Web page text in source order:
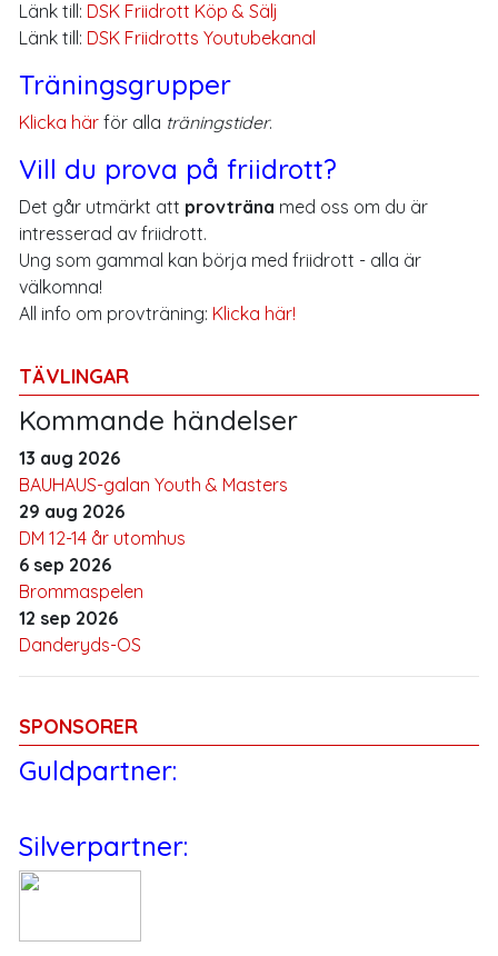
Länk till: DSK Friidrott Köp & Sälj
Länk till: DSK Friidrotts Youtubekanal
Träningsgrupper
Klicka här för alla träningstider.
Vill du prova på friidrott?
Det går utmärkt att provträna med oss om du är
intresserad av friidrott.
Ung som gammal kan börja med friidrott - alla är
välkomna!
All info om provträning: Klicka här!
TÄVLINGAR
Kommande händelser
13 aug 2026
BAUHAUS-galan Youth & Masters
29 aug 2026
DM 12-14 år utomhus
6 sep 2026
Brommaspelen
12 sep 2026
Danderyds-OS
SPONSORER
Guldpartner:
Silverpartner: